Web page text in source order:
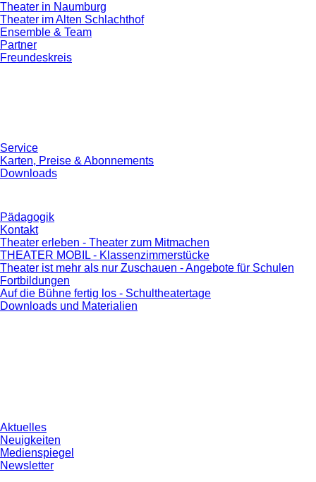
Theater in Naumburg
Theater im Alten Schlachthof
Ensemble & Team
Partner
Freundeskreis
Service
Karten, Preise & Abonnements
Downloads
Pädagogik
Kontakt
Theater erleben - Theater zum Mitmachen
THEATER MOBIL - Klassenzimmerstücke
Theater ist mehr als nur Zuschauen - Angebote für Schulen
Fortbildungen
Auf die Bühne fertig los - Schultheatertage
Downloads und Materialien
Aktuelles
Neuigkeiten
Medienspiegel
Newsletter